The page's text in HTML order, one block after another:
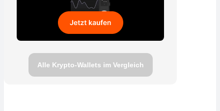
Alle Krypto-Wallets im Vergleich